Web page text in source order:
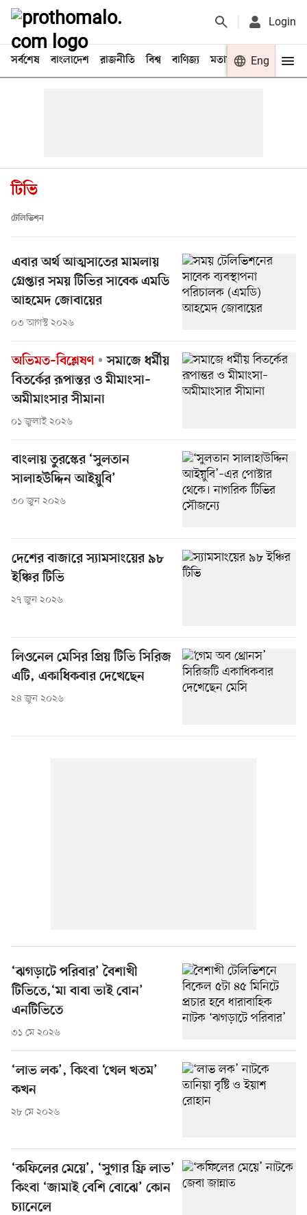
Login
সর্বশেষ বাংলাদেশ রাজনীতি বিশ্ব বাণিজ্য মতামত খেলা
Eng
টিভি
টেলিভিশন
এবার অর্থ আত্মসাতের মামলায়
গ্রেপ্তার সময় টিভির সাবেক এমডি
আহমেদ জোবায়ের
০৩ আগস্ট ২০২৬
অভিমত–বিশ্লেষণ
সমাজে ধর্মীয়
বিতর্কের রূপান্তর ও মীমাংসা–
অমীমাংসার সীমানা
০১ জুলাই ২০২৬
বাংলায় তুরস্কের ‘সুলতান
সালাহউদ্দিন আইয়ুবি’
৩০ জুন ২০২৬
দেশের বাজারে স্যামসাংয়ের ৯৮
ইঞ্চির টিভি
২৭ জুন ২০২৬
লিওনেল মেসির প্রিয় টিভি সিরিজ
এটি, একাধিকবার দেখেছেন
২৪ জুন ২০২৬
‘ঝগড়াটে পরিবার’ বৈশাখী
টিভিতে,‘মা বাবা ভাই বোন’
এনটিভিতে
৩১ মে ২০২৬
‘লাভ লক’, কিংবা ‘খেল খতম’
কখন
২৮ মে ২০২৬
‘কফিলের মেয়ে’, ‘সুগার ফ্রি লাভ’
কিংবা ‘জামাই বেশি বোঝে’ কোন
চ্যানেলে